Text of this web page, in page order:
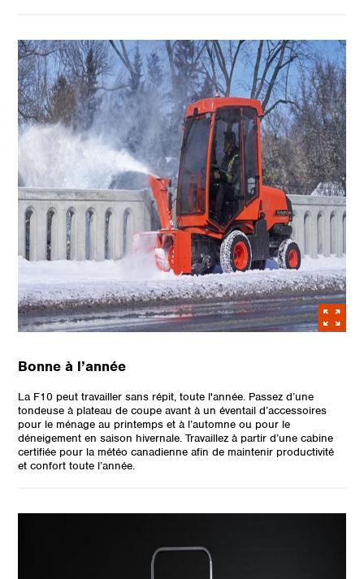
Bonne à l’année
La F10 peut travailler sans répit, toute l'année. Passez d’une
tondeuse à plateau de coupe avant à un éventail d’accessoires
pour le ménage au printemps et à l’automne ou pour le
déneigement en saison hivernale. Travaillez à partir d’une cabine
certifiée pour la météo canadienne afin de maintenir productivité
et confort toute l’année.